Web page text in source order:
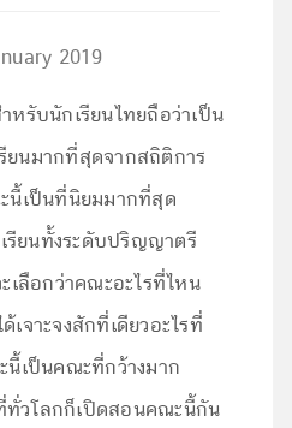
2019
รับนักเรียนไทยถือว่าเป็น
ยนมากที่สุดจากสถิติการ
นี้เป็นที่นิยมมากที่สุด
รียนทั้งระดับปริญญาตรี
เลือกว่าคณะอะไรที่ไหน
เจาะจงสักที่เดียวอะไรที่
นี้เป็นคณะที่กว้างมาก
ทั่วโลกก็เปิดสอนคณะนี้กัน